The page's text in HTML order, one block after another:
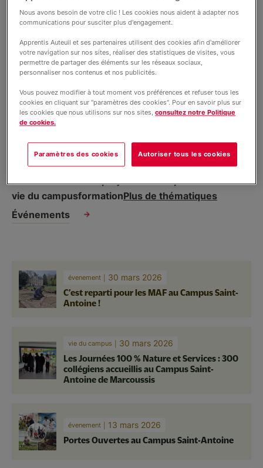
Formations professionnelles et
continues
Infos pratiques et contact
Formation et insertion |10 juin 2026
Au Campus Saint-Antoine, les
jeunes reprennent racine dans les
métiers du paysage
vie du campusformationPlus de thématiques
Événements
évenement 30 mars 2026
C’est reparti pour les MAF au Campus Saint-
Antoine !
vie du campus 30 mars 2026
Les Journées 100 % Nature et Services : 300
collégiens accueillis au Campus Saint-
Antoine de Marcoussis
évenement 13 mars 2026
Portes Ouvertes au Campus Saint-Antoine
Nous avons besoin de votre clic ! Les cookies nous aident à adapter nos
communications pour susciter plus d'engagement.
Apprentis Auteuil et ses partenaires utilisent des cookies afin d'améliorer
votre navigation sur nos sites, réaliser des statistiques de visites, vous
permettre de partager des éléments sur les réseaux sociaux,
personnaliser nos contenus et nos publicités.
Vous pouvez modifier à tout moment vos préférences et refuser tous les
cookies en cliquant sur "paramètres des cookies". Pour en savoir plus sur
les cookies que nous utilisons sur nos sites,consultez notre Politique
de cookies.
Paramètres des cookies Autoriser tous les cookies